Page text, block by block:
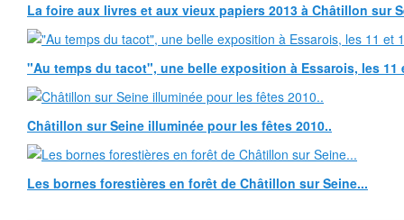
La foire aux livres et aux vieux papiers 2013 à Châtillon sur
"Au temps du tacot", une belle exposition à Essarois, les 11
Châtillon sur Seine illuminée pour les fêtes 2010..
Les bornes forestières en forêt de Châtillon sur Seine...